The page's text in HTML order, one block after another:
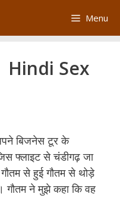
Menu
Hindi Sex
बिजनेस टूर के
फ्लाइट से चंडीगढ़ जा
से हुई गौतम से थोड़े
गौतम ने मुझे कहा कि वह